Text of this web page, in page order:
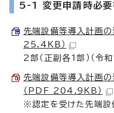
5-1 変更申請時必要
先端設備等導入計画
25.4KB）
2部（正副各1部）（令
先端設備等導入計画
（PDF 204.9KB）
※認定を受けた先端設